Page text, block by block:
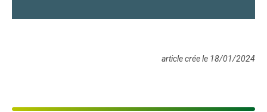
article crée le 18/01/2024